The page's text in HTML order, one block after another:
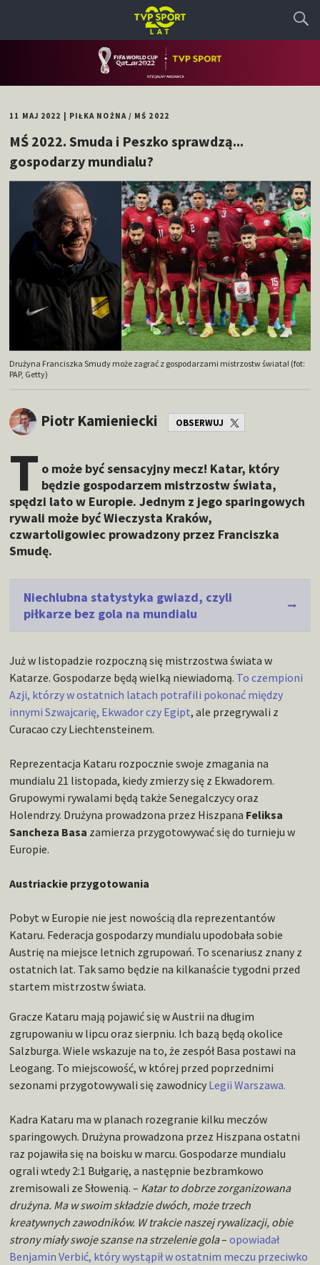
11 MAJ 2022 PIŁKA NOŻNA/ MŚ 2022
MŚ 2022. Smuda i Peszko sprawdzą...
gospodarzy mundialu?
Drużyna Franciszka Smudy może zagrać z gospodarzami mistrzostw świata! (fot:
PAP, Getty)
Piotr Kamieniecki OBSERWUJ
T o może być sensacyjny mecz! Katar, który
będzie gospodarzem mistrzostw świata,
spędzi lato w Europie. Jednym z jego sparingowych
rywali może być Wieczysta Kraków,
czwartoligowiec prowadzony przez Franciszka
Smudę.
Niechlubna statystyka gwiazd, czyli
piłkarze bez gola na mundialu
Już w listopadzie rozpoczną się mistrzostwa świata w
Katarze. Gospodarze będą wielką niewiadomą. To czempioni
Azji, którzy w ostatnich latach potrafili pokonać między
innymi Szwajcarię, Ekwador czy Egipt, ale przegrywali z
Curacao czy Liechtensteinem.
Reprezentacja Kataru rozpocznie swoje zmagania na
mundialu 21 listopada, kiedy zmierzy się z Ekwadorem.
Grupowymi rywalami będą także Senegalczycy oraz
Holendrzy. Drużyna prowadzona przez Hiszpana Feliksa
Sancheza Basa zamierza przygotowywać się do turnieju w
Europie.
Austriackie przygotowania
Pobyt w Europie nie jest nowością dla reprezentantów
Kataru. Federacja gospodarzy mundialu upodobała sobie
Austrię na miejsce letnich zgrupowań. To scenariusz znany z
ostatnich lat. Tak samo będzie na kilkanaście tygodni przed
startem mistrzostw świata.
Gracze Kataru mają pojawić się w Austrii na długim
zgrupowaniu w lipcu oraz sierpniu. Ich bazą będą okolice
Salzburga. Wiele wskazuje na to, że zespół Basa postawi na
Leogang. To miejscowość, w której przed poprzednimi
sezonami przygotowywali się zawodnicy Legii Warszawa.
Kadra Kataru ma w planach rozegranie kilku meczów
sparingowych. Drużyna prowadzona przez Hiszpana ostatni
raz pojawiła się na boisku w marcu. Gospodarze mundialu
ograli wtedy 2:1 Bułgarię, a następnie bezbramkowo
zremisowali ze Słowenią. – Katar to dobrze zorganizowana
drużyna. Ma w swoim składzie dwóch, może trzech
kreatywnych zawodników. W trakcie naszej rywalizacji, obie
strony miały swoje szanse na strzelenie gola–opowiadał
Benjamin Verbić, który wystąpił w ostatnim meczu przeciwko